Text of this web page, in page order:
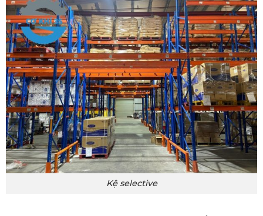
Kệ selective